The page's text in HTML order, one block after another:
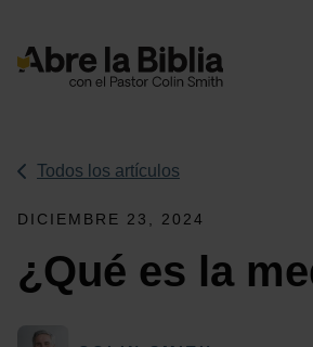
Navegación
Todos los artículos
DICIEMBRE 23, 2024
¿Qué es la